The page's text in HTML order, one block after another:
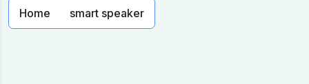
Home smart speaker